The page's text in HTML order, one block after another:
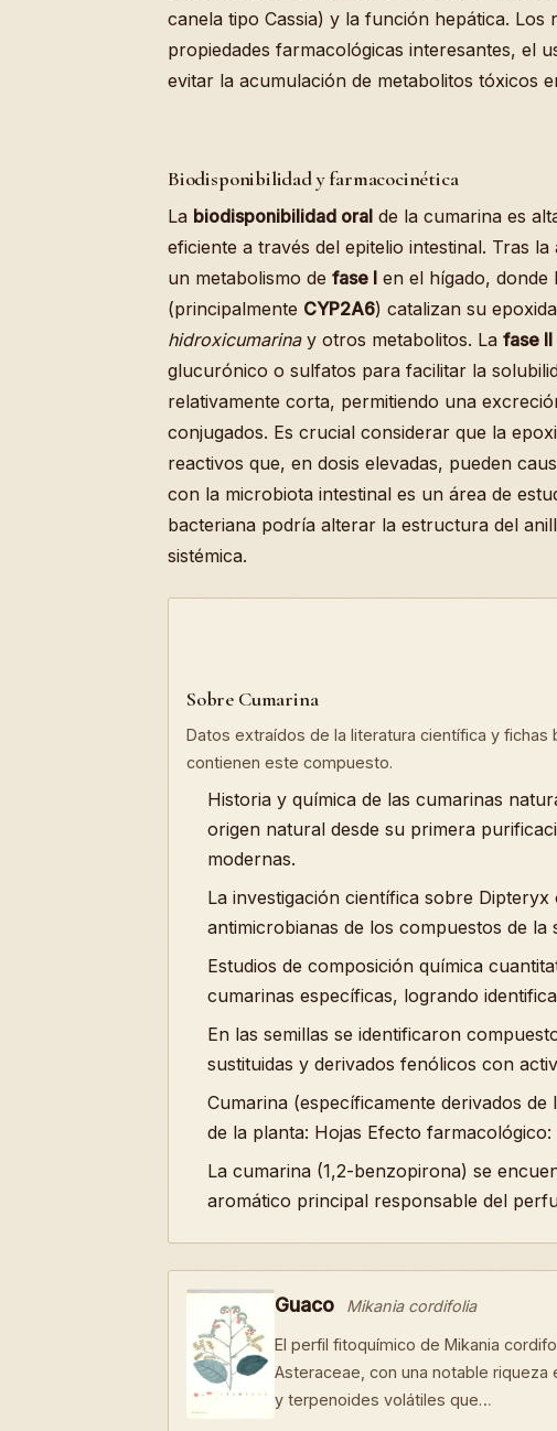
canela tipo Cassia) y la función hepática. Los
propiedades farmacológicas interesantes, el
evitar la acumulación de metabolitos tóxicos
Biodisponibilidad y farmacocinética
La biodisponibilidad oral de la cumarina es
eficiente a través del epitelio intestinal. Tras
un metabolismo de fase I en el hígado, donde
(principalmente CYP2A6) catalizan su
hidroxicumarinay otros metabolitos. La fase II
glucurónico o sulfatos para facilitar la
relativamente corta, permitiendo una
conjugados. Es crucial considerar que la
reactivos que, en dosis elevadas, pueden
con la microbiota intestinal es un área de
bacteriana podría alterar la estructura del
sistémica.
Sobre Cumarina
Datos extraídos de la literatura científica y fichas
contienen este compuesto.
Historia y química de las cumarinas
origen natural desde su primera
modernas.
La investigación científica sobre
antimicrobianas de los compuestos de
Estudios de composición química
cumarinas específicas, logrando
En las semillas se identificaron
sustituidas y derivados fenólicos con
Cumarina (específicamente derivados
de la planta: Hojas Efecto
La cumarina (1,2-benzopirona) se
aromático principal responsable del
Guaco Mikania cordifolia
El perfil fitoquímico de Mikania
Asteraceae, con una notable
y terpenoides volátiles que…